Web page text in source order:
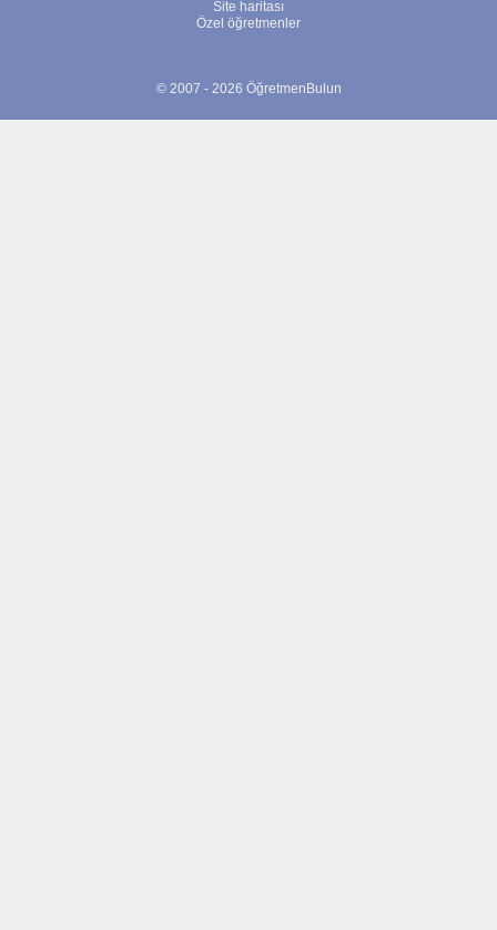
Site haritası
Özel öğretmenler
© 2007 - 2026 ÖğretmenBulun